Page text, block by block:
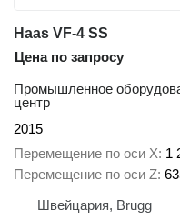
Haas VF-4 SS
Цена по запросу
Промышленное
центр
2015
Перемещение по оси X 1
Перемещение по оси Z
Швейцария, Brugg